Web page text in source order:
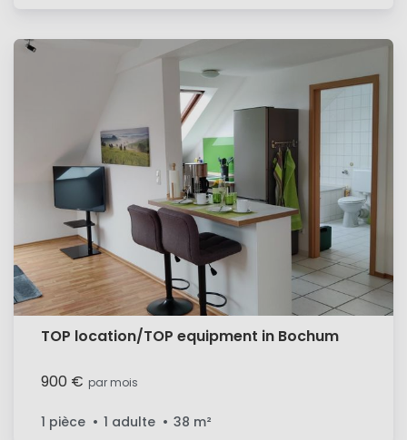
TOP location/TOP equipment in Bochum
900 € par mois
1 pièce 1 adulte 38 m²